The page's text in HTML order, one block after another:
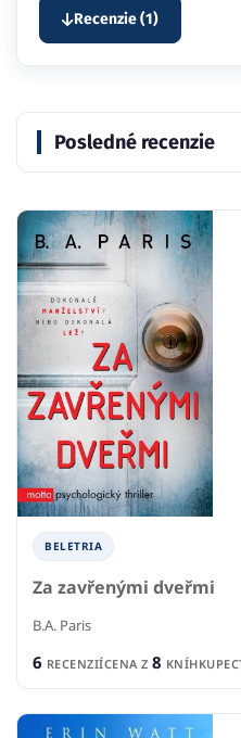
Recenzie (1)
Posledné recenzie
BELETRIA
Za zavřenými dveřmi
B.A. Paris
6 RECENZIÍCENA Z 8